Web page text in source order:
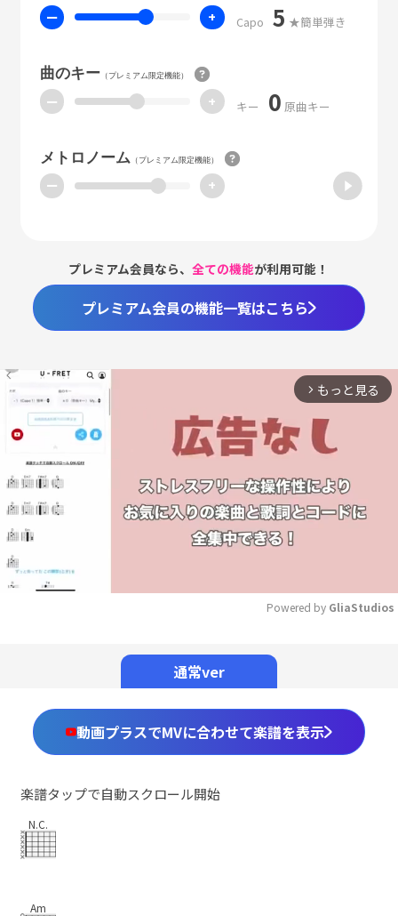
ー + Capo 5 ★簡単弾き
曲のキー（プレミアム限定機能）
ー + キー 0 原曲キー
メトロノーム （プレミアム限定機能）
ー +
プレミアム会員なら、全ての機能が利用可能！
プレミアム会員の機能一覧はこちら
arrow_forward_ios もっと見る
Powered by GliaStudios
通常ver
動画プラスでMVに合わせて楽譜を表示
楽譜タップで自動スクロール開始
N.C.
Am